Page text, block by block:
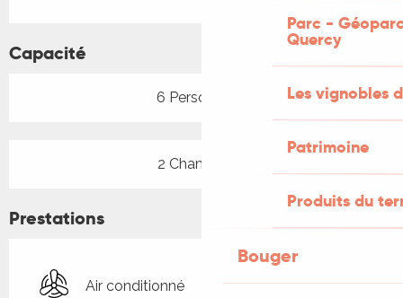
Parc -
Quercy
Les vignobles
Patrimoine
Produits du
Bouger
Capacité
6 Personne(s)
2 Chambre(s)
Prestations
Air conditionné